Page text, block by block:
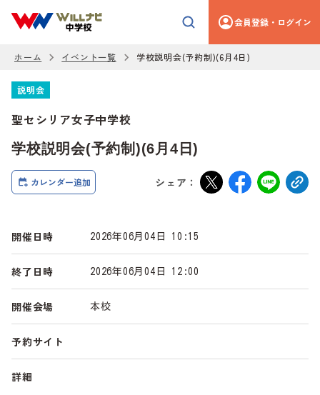
会員登録・ログイン
ホーム イベント一覧 学校説明会(予約制)(6月4日)
学校説明会(予約制)(6月4日)
聖セシリア女子中学校
説明会
カレンダー追加 シェア：
開催日時 2026年06月04日 10:15
終了日時 2026年06月04日 12:00
開催会場 本校
予約サイト
詳細